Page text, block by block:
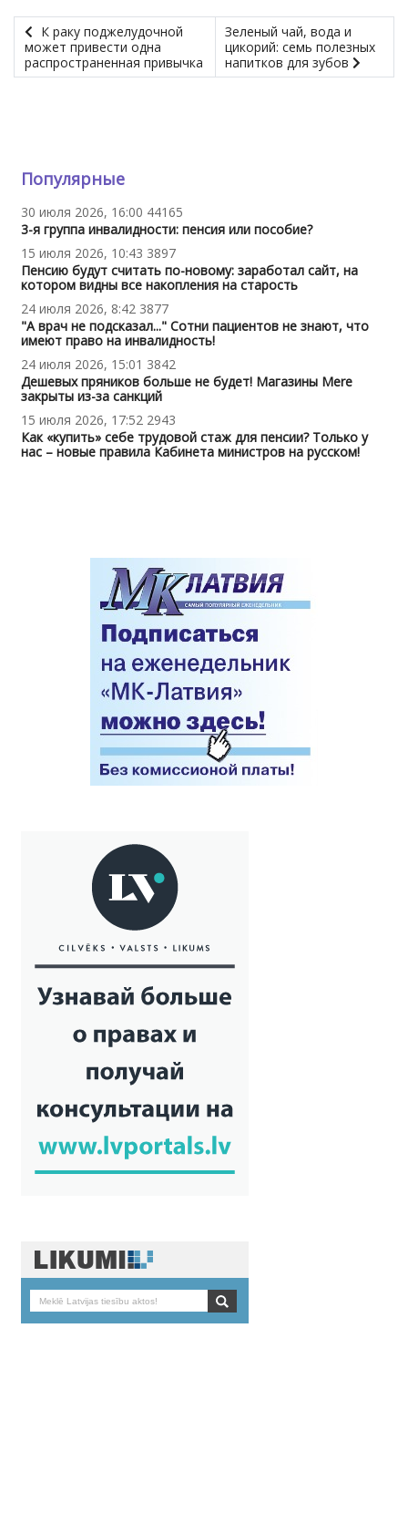
К раку поджелудочной
может привести одна
распространенная привычка
Зеленый чай, вода и
цикорий: семь полезных
напитков для зубов
Популярные
30 июля 2026, 16:00 44165
3-я группа инвалидности: пенсия или пособие?
15 июля 2026, 10:43 3897
Пенсию будут считать по-новому: заработал сайт, на
котором видны все накопления на старость
24 июля 2026, 8:42 3877
"А врач не подсказал..." Сотни пациентов не знают, что
имеют право на инвалидность!
24 июля 2026, 15:01 3842
Дешевых пряников больше не будет! Магазины Mere
закрыты из-за санкций
15 июля 2026, 17:52 2943
Как «купить» себе трудовой стаж для пенсии? Только у
нас – новые правила Кабинета министров на русском!